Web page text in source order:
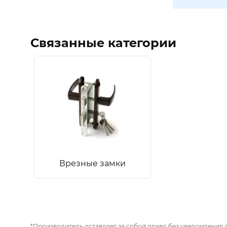
Связанные категории
Врезные замки